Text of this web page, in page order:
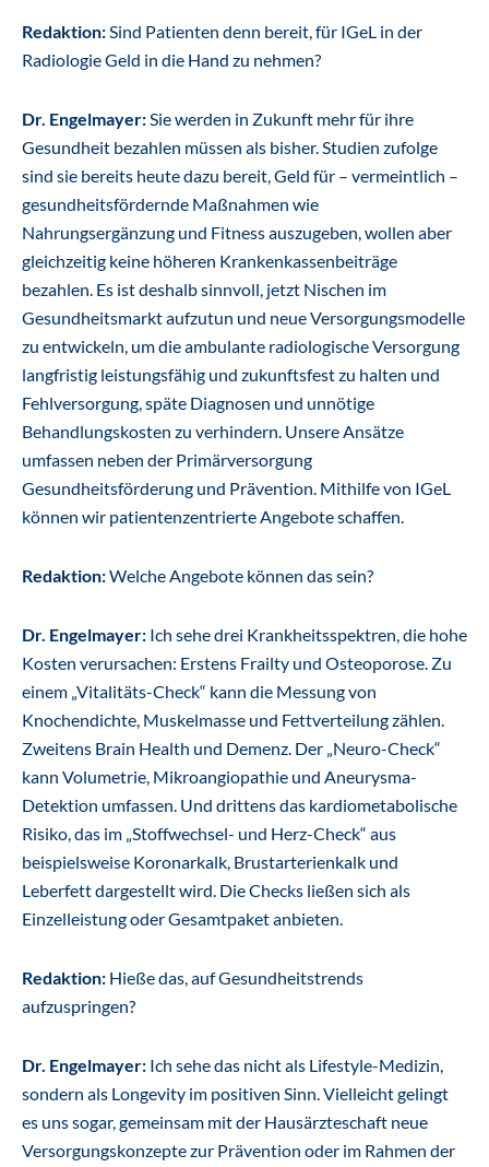
Redaktion:Sind Patienten denn bereit, für IGeL in der
Radiologie Geld in die Hand zu nehmen?
Dr. Engelmayer:Sie werden in Zukunft mehr für ihre
Gesundheit bezahlen müssen als bisher. Studien zufolge
sind sie bereits heute dazu bereit, Geld für – vermeintlich –
gesundheitsfördernde Maßnahmen wie
Nahrungsergänzung und Fitness auszugeben, wollen aber
gleichzeitig keine höheren Krankenkassenbeiträge
bezahlen. Es ist deshalb sinnvoll, jetzt Nischen im
Gesundheitsmarkt aufzutun und neue Versorgungsmodelle
zu entwickeln, um die ambulante radiologische Versorgung
langfristig leistungsfähig und zukunftsfest zu halten und
Fehlversorgung, späte Diagnosen und unnötige
Behandlungskosten zu verhindern. Unsere Ansätze
umfassen neben der Primärversorgung
Gesundheitsförderung und Prävention. Mithilfe von IGeL
können wir patientenzentrierte Angebote schaffen.
Redaktion:Welche Angebote können das sein?
Dr. Engelmayer: Ich sehe drei Krankheitsspektren, die hohe
Kosten verursachen: Erstens Frailty und Osteoporose. Zu
einem „Vitalitäts-Check“ kann die Messung von
Knochendichte, Muskelmasse und Fettverteilung zählen.
Zweitens Brain Health und Demenz. Der „Neuro-Check“
kann Volumetrie, Mikroangiopathie und Aneurysma-
Detektion umfassen. Und drittens das kardiometabolische
Risiko, das im „Stoffwechsel- und Herz-Check“ aus
beispielsweise Koronarkalk, Brustarterienkalk und
Leberfett dargestellt wird. Die Checks ließen sich als
Einzelleistung oder Gesamtpaket anbieten.
Redaktion: Hieße das, auf Gesundheitstrends
aufzuspringen?
Dr. Engelmayer: Ich sehe das nicht als Lifestyle-Medizin,
sondern als Longevity im positiven Sinn. Vielleicht gelingt
es uns sogar, gemeinsam mit der Hausärzteschaft neue
Versorgungskonzepte zur Prävention oder im Rahmen der